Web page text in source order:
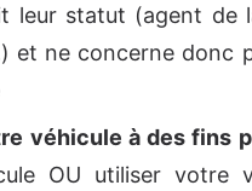
leur statut (agent de
et ne concerne donc
véhicule à des fins
OU utiliser votre